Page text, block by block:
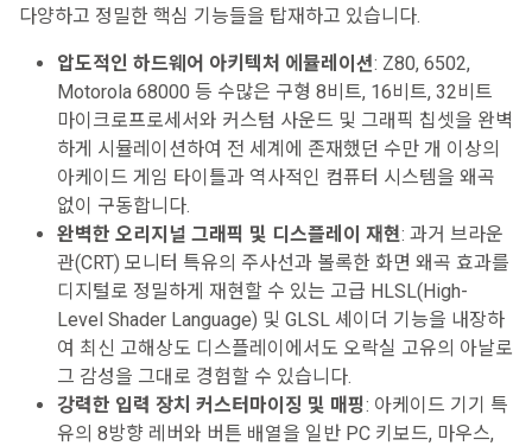
다양하고 정밀한 핵심 기능들을 탑재하고 있습니다.
압도적인 하드웨어 아키텍처 에뮬레이션: Z80, 6502,
Motorola 68000 등 수많은 구형 8비트, 16비트, 32비트
마이크로프로세서와 커스텀 사운드 및 그래픽 칩셋을 완벽
하게 시뮬레이션하여 전 세계에 존재했던 수만 개 이상의
아케이드 게임 타이틀과 역사적인 컴퓨터 시스템을 왜곡
없이 구동합니다.
완벽한 오리지널 그래픽 및 디스플레이 재현: 과거 브라운
관(CRT) 모니터 특유의 주사선과 볼록한 화면 왜곡 효과를
디지털로 정밀하게 재현할 수 있는 고급 HLSL(High-
Level Shader Language) 및 GLSL 셰이더 기능을 내장하
여 최신 고해상도 디스플레이에서도 오락실 고유의 아날로
그 감성을 그대로 경험할 수 있습니다.
강력한 입력 장치 커스터마이징 및 매핑: 아케이드 기기 특
유의 8방향 레버와 버튼 배열을 일반 PC 키보드, 마우스,